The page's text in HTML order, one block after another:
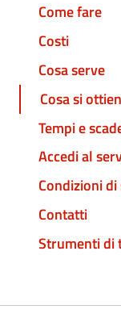
Come fare
Costi
Cosa serve
Cosa si
Tempi e
Accedi al
Condizioni
Contatti
Strumenti di